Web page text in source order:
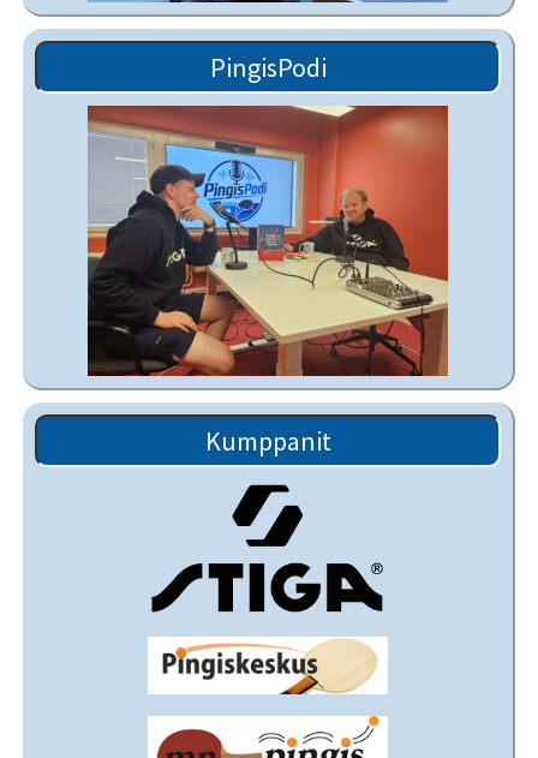
PingisPodi
Kumppanit